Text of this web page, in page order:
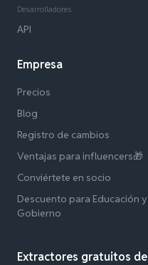
Desarrolladores
API
Empresa
Precios
Blog
Registro de cambios
Ventajas para influencers🎁
Conviértete en socio
Descuento para Educación y
Gobierno
Extractores gratuitos de